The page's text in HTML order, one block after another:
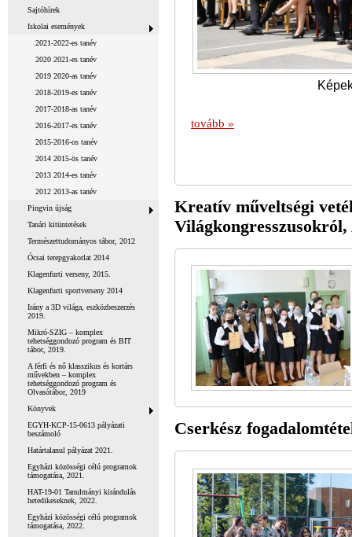
Sajtóhírek
Iskolai események
2021-2022-es tanév
2020 2021-es tanév
2019 2020-as tanév
2018-2019-es tanév
2017-2018-as tanév
2016-2017-es tanév
2015-2016-os tanév
2014 2015-ös tanév
2013 2014-es tanév
2012 2013-as tanév
Pingvin újság
Tanári kitüntetések
Természettudományos tábor, 2012
Ócsai terepgyakorlat 2014
Klagenfurti verseny, 2015.
Klagenfurti sportverseny 2014
Irány a 3D világa, eszközbeszerzés
2019.
Mikró-SZIG – komplex
tehetséggondozó program és BIT
tábor, 2019.
A férfi és nő klasszikus és kortárs
művekben – komplex
tehetséggondozó program és
Olvasótábor, 2019
Könyvek
EGYH-KCP-15-0613 pályázati
beszámoló
Határtalanul pályázat 2021.
Egyházi közösségi célú programok
támogatása, 2021.
HAT-19-01 Tanulmányi kirándulás
hetedikeseknek, 2022.
Egyházi közösségi célú programok
támogatása, 2022.
tovább »
Kreatív műveltségi
Cserkész